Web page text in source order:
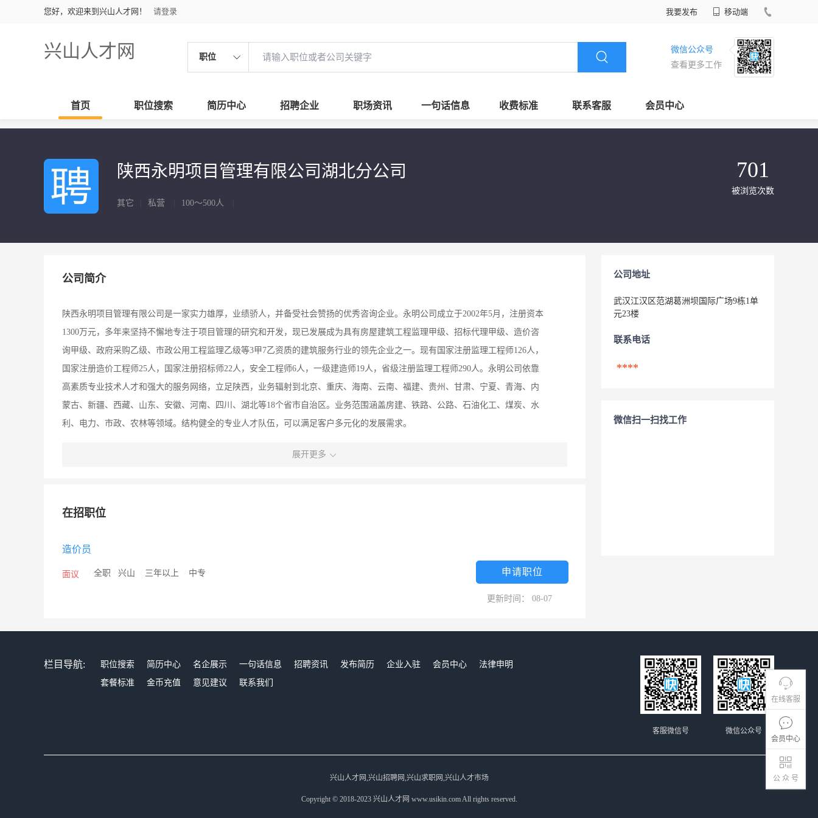
您好，欢迎来到兴山人才网！ 请登录 我要发布 移动端
兴山人才网 职位
微信公众号
查看更多工作
首页 职位搜索 简历中心 招聘企业 职场资讯 一句话信息 收费标准 联系客服 会员中心
在线客服
会员中心
公 众 号
陕西永明项目管理有限公司湖北分公司
其它 私营 100～500人
701
被浏览次数
公司简介
陕西永明项目管理有限公司是一家实力雄厚，业绩骄人，并备受社会赞扬的优秀咨询企业。永明公司成立于2002年5月，注册资本
1300万元，多年来坚持不懈地专注于项目管理的研究和开发，现已发展成为具有房屋建筑工程监理甲级、招标代理甲级、造价咨
询甲级、政府采购乙级、市政公用工程监理乙级等3甲7乙资质的建筑服务行业的领先企业之一。现有国家注册监理工程师126人，
国家注册造价工程师25人，国家注册招标师22人，安全工程师6人，一级建造师19人，省级注册监理工程师290人。永明公司依靠
高素质专业技术人才和强大的服务网络，立足陕西，业务辐射到北京、重庆、海南、云南、福建、贵州、甘肃、宁夏、青海、内
蒙古、新疆、西藏、山东、安徽、河南、四川、湖北等18个省市自治区。业务范围涵盖房建、铁路、公路、石油化工、煤炭、水
利、电力、市政、农林等领域。结构健全的专业人才队伍，可以满足客户多元化的发展需求。
展开更多
在招职位
造价员
面议 全职 兴山 三年以上 中专 申请职位
更新时间： 08-07
公司地址
武汉江汉区范湖葛洲坝国际广场9栋1单
元23楼
联系电话
****
微信扫一扫找工作
栏目导航: 职位搜索 简历中心 名企展示 一句话信息 招聘资讯 发布简历 企业入驻 会员中心
法律申明
套餐标准
金币充值 意见建议 联系我们
微信公众号
客服微信号
兴山人才网,兴山招聘网,兴山求职网,兴山人才市场
Copyright © 2018-2023 兴山人才网 www.usikin.com All rights reserved.